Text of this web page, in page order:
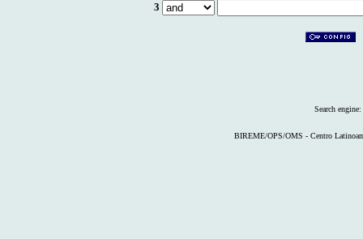
3
Search engine:
BIREME/OPS/OMS - Centro